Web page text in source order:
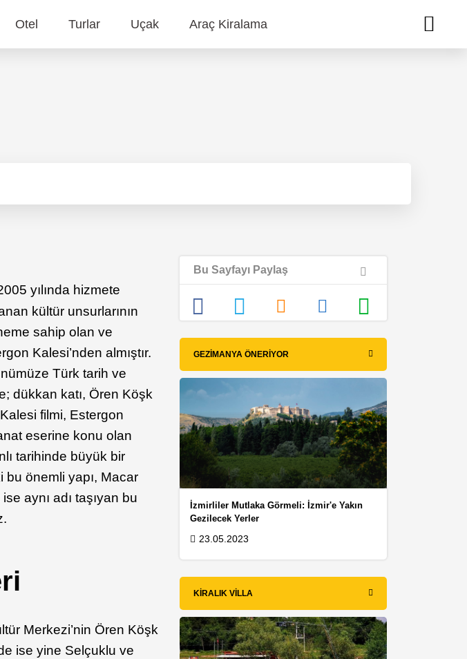
Otel Turlar Uçak Araç Kiralama
yılında hizmete
kültür unsurlarının
sahip olan ve
Kalesi’nden almıştır.
Türk tarih ve
dükkan katı, Ören Köşk
filmi, Estergon
eserine konu olan
tarihinde büyük bir
bu önemli yapı, Macar
aynı adı taşıyan bu
Merkezi’nin Ören Köşk
ise yine Selçuklu ve
Bu Sayfayı Paylaş
GEZIMANYA ÖNERIYOR
İzmirliler Mutlaka Görmeli: İzmir'e Yakın
Gezilecek Yerler
23.05.2023
KIRALIK VILLA